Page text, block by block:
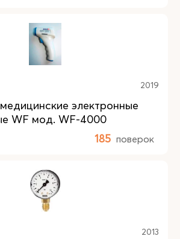
2019
электронные
WF мод. WF-4000
185 поверок
2013